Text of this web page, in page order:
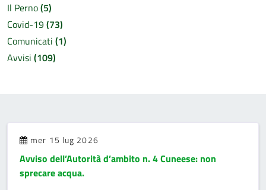
Il Perno(5)
Covid-19(73)
Comunicati (1)
Avvisi (109)
mer 15 lug 2026
Avviso dell’Autorità d’ambito n. 4 Cuneese: non
sprecare acqua.